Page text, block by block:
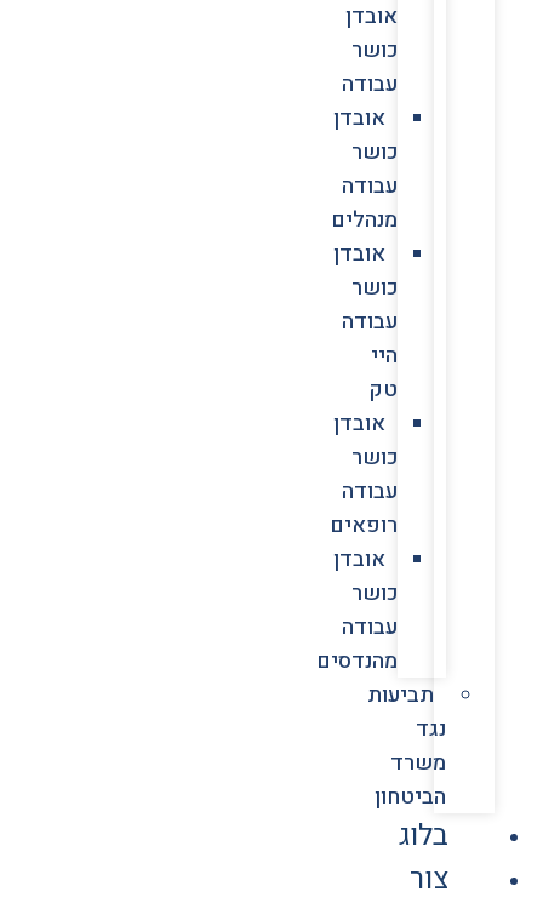
אובדן
כושר
עבודה
אובדן
כושר
עבודה
מנהלים
אובדן
כושר
עבודה
היי
טק
אובדן
כושר
עבודה
רופאים
אובדן
כושר
עבודה
מהנדסים
תביעות
נגד
משרד
הביטחון
בלוג
צור